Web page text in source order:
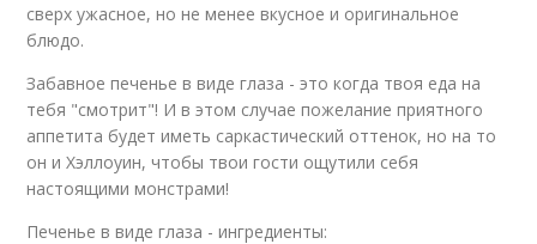
сверх ужасное, но не менее вкусное и оригинальное
блюдо.
Забавное печенье в виде глаза - это когда твоя еда на
тебя "смотрит"! И в этом случае пожелание приятного
аппетита будет иметь саркастический оттенок, но на то
он и Хэллоуин, чтобы твои гости ощутили себя
настоящими монстрами!
Печенье в виде глаза - ингредиенты: